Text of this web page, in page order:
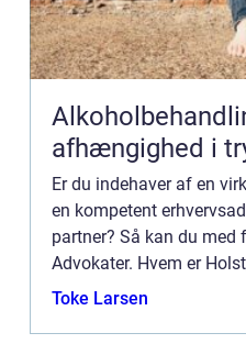
afhængighed i
Er du indehaver af en
en kompetent
partner? Så kan du
Advokater. Hvem er
Advokater er full service
Toke Larsen